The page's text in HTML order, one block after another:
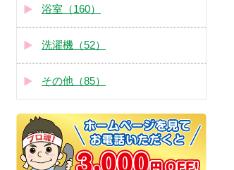
浴室（160）
洗濯機（52）
その他（85）